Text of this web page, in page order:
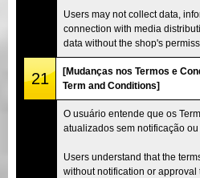
Users may not collect data,
connection with media
data without the shop's
21
[Mudanças nos Termos e
Term and Conditions]
O usuário entende que os
atualizados sem notificação
Users understand that the
without notification or approval